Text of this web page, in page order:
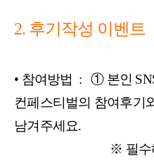
2. 후기작성 이벤트
• 참여방법 :① 본인
컨페스티벌의 참여후기
남겨주세요.
※ 필수해시